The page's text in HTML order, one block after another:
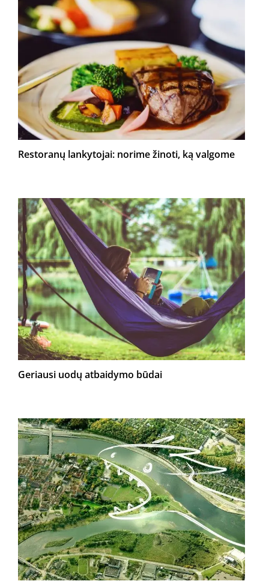
Restoranų lankytojai: norime žinoti, ką valgome
Geriausi uodų atbaidymo būdai